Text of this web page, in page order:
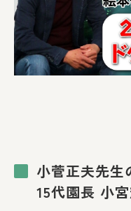
小菅正夫先生
15代園長 小